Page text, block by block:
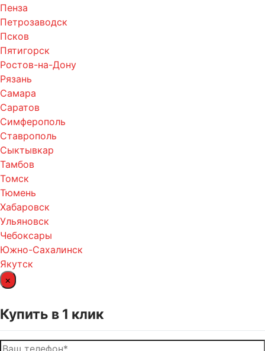
Пенза
Петрозаводск
Псков
Пятигорск
Ростов-на-Дону
Рязань
Самара
Саратов
Симферополь
Ставрополь
Сыктывкар
Тамбов
Томск
Тюмень
Хабаровск
Ульяновск
Чебоксары
Южно-Сахалинск
Якутск
×
Купить в 1 клик